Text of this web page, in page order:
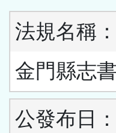
法規名稱：
金門縣志
公發布日：